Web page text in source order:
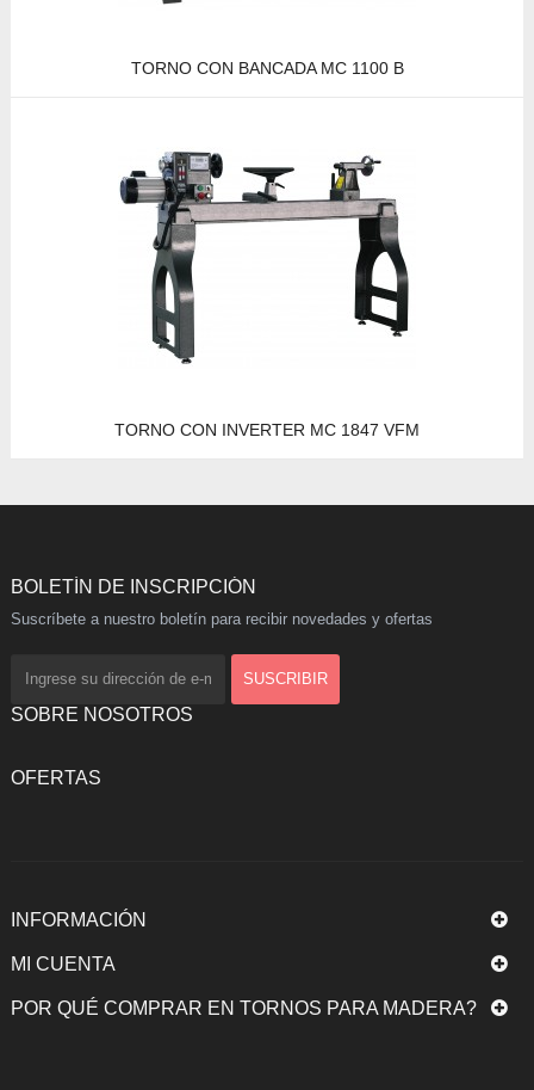
TORNO CON BANCADA MC 1100 B
TORNO CON INVERTER MC 1847 VFM
BOLETÍN DE INSCRIPCIÓN
Suscríbete a nuestro boletín para recibir novedades y ofertas
SOBRE NOSOTROS
OFERTAS
INFORMACIÓN
MI CUENTA
POR QUÉ COMPRAR EN TORNOS PARA MADERA?